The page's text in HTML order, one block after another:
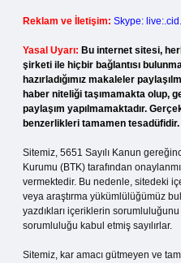
Reklam ve İletişim: Skype:
Yasal Uyarı: Bu internet sitesi,
şirketi ile hiçbir bağlantısı
hazırladığımız makaleler
haber niteliği taşımamakta olup,
paylaşım yapılmamaktadır.
benzerlikleri tamamen tesadüfidir.
Sitemiz, 5651 Sayılı Kanun
Kurumu (BTK) tarafından
vermektedir. Bu nedenle, sitedeki
veya araştırma yükümlülüğümüz
yazdıkları içeriklerin
sorumluluğu kabul etmiş sayılırlar.
Sitemiz, kar amacı gütmeyen ve